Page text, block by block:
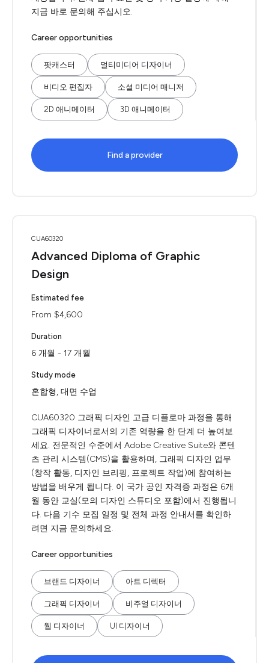
지금 바로 문의해 주십시오.
Career opportunities
팟캐스터 멀티미디어 디자이너
비디오 편집자 소셜 미디어 매니저
2D 애니메이터 3D 애니메이터
Find a provider
CUA60320
Advanced Diploma of Graphic
Design
Estimated fee
From $4,600
Duration
6 개월 - 17 개월
Study mode
혼합형, 대면 수업
CUA60320 그래픽 디자인 고급 디플로마 과정을 통해
그래픽 디자이너로서의 기존 역량을 한 단계 더 높여보
세요. 전문적인 수준에서 Adobe Creative Suite와 콘텐
츠 관리 시스템(CMS)을 활용하며, 그래픽 디자인 업무
(창작 활동, 디자인 브리핑, 프로젝트 작업)에 참여하는
방법을 배우게 됩니다. 이 국가 공인 자격증 과정은 6개
월 동안 교실(모의 디자인 스튜디오 포함)에서 진행됩니
다. 다음 기수 모집 일정 및 전체 과정 안내서를 확인하
려면 지금 문의하세요.
Career opportunities
브랜드 디자이너 아트 디렉터
그래픽 디자이너 비주얼 디자이너
웹 디자이너 UI 디자이너